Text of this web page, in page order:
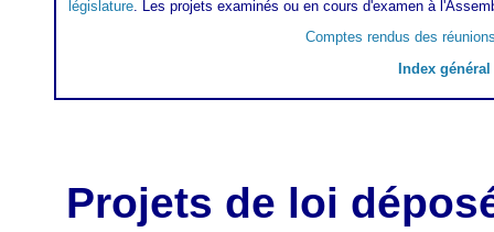
législature. Les projets examinés ou en cours d'examen à
Comptes rendus des
Index
Projets de loi